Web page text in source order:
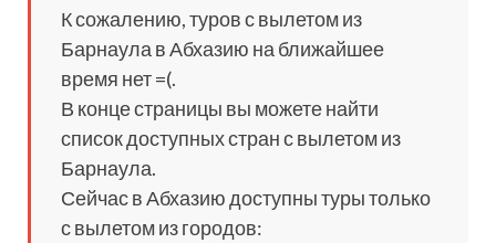
К сожалению, туров с вылетом из
Барнаула в Абхазию на ближайшее
время нет =(.
В конце страницы вы можете найти
список доступных стран с вылетом из
Барнаула.
Сейчас в Абхазию доступны туры только
с вылетом из городов: